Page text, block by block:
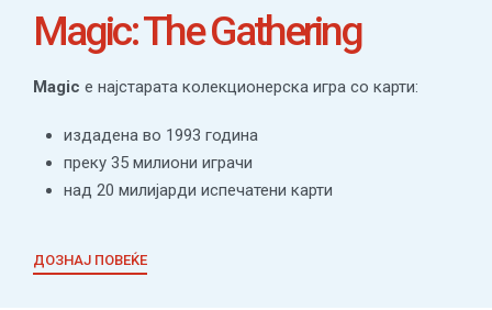
Magic: The Gathering
Magic е најстарата колекционерска игра со карти:
издадена во 1993 година
преку 35 милиони играчи
над 20 милијарди испечатени карти
ДОЗНАЈ ПОВЕЌЕ